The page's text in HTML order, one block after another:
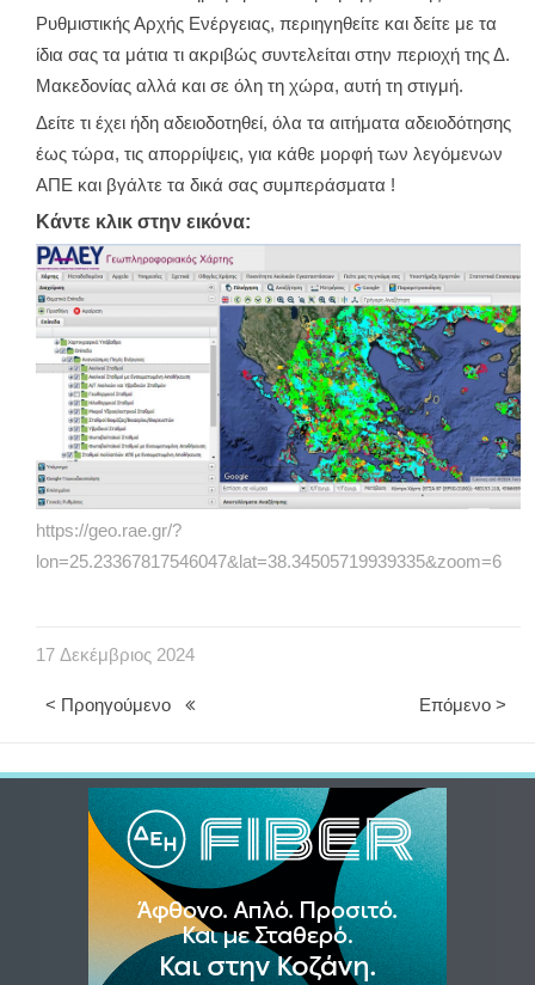
Ρυθμιστικής Αρχής Ενέργειας, περιηγηθείτε και δείτε με τα
ίδια σας τα μάτια τι ακριβώς συντελείται στην περιοχή της Δ.
Μακεδονίας αλλά και σε όλη τη χώρα, αυτή τη στιγμή.
Δείτε τι έχει ήδη αδειοδοτηθεί, όλα τα αιτήματα αδειοδότησης
έως τώρα, τις απορρίψεις, για κάθε μορφή των λεγόμενων
ΑΠΕ και βγάλτε τα δικά σας συμπεράσματα !
Κάντε κλικ στην εικόνα:
https://geo.rae.gr/?
lon=25.23367817546047&lat=38.34505719939335&zoom=6
17 Δεκέμβριος 2024
< Προηγούμενο Επόμενο >